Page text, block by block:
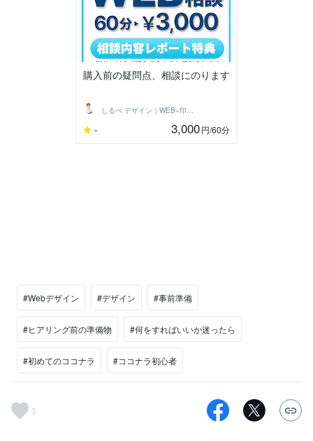
購入前の疑問点、相談にのります
しるべ デザイン｜WEB×印刷デザイン
- 3,000円/60分
#Webデザイン #デザイン #事前準備
#ヒアリング前の準備物 #何をすればいいか迷ったら
#初めてのココナラ #ココナラ初心者
3